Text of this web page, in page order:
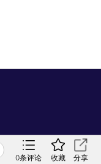
0条评论 收藏 分享